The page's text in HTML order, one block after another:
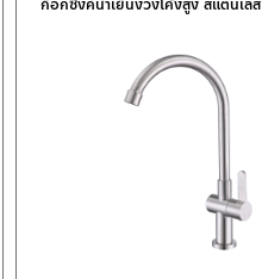
ก็อกซิ้งค์น้ำเย็นงวงโค้งสูง สแตนเลส